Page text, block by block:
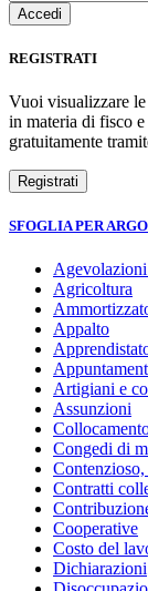
REGISTRATI
Vuoi visualizzare
in materia di fisco
gratuitamente
SFOGLIA PER
Agricoltura
Appalto
Artigiani e
Assunzioni
Congedi di
Contratti
Cooperative
Costo del
Dichiarazioni